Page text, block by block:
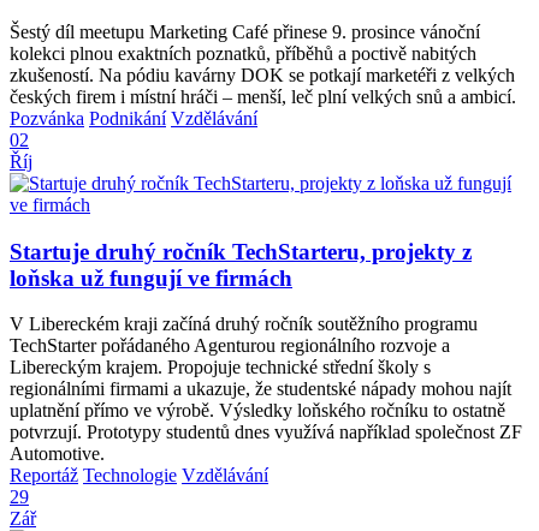
Šestý díl meetupu Marketing Café přinese 9. prosince vánoční
kolekci plnou exaktních poznatků, příběhů a poctivě nabitých
zkušeností. Na pódiu kavárny DOK se potkají marketéři z velkých
českých firem i místní hráči – menší, leč plní velkých snů a ambicí.
Pozvánka Podnikání Vzdělávání
02
Říj
Startuje druhý ročník TechStarteru, projekty z
loňska už fungují ve firmách
V Libereckém kraji začíná druhý ročník soutěžního programu
TechStarter pořádaného Agenturou regionálního rozvoje a
Libereckým krajem. Propojuje technické střední školy s
regionálními firmami a ukazuje, že studentské nápady mohou najít
uplatnění přímo ve výrobě. Výsledky loňského ročníku to ostatně
potvrzují. Prototypy studentů dnes využívá například společnost ZF
Automotive.
Reportáž Technologie Vzdělávání
29
Zář